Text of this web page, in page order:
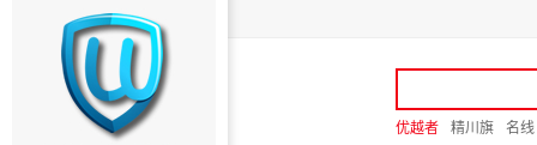
优越者 精川旗 名线